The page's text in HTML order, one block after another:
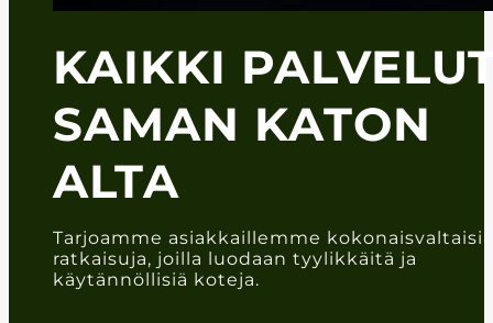
KAIKKI
SAMAN KATON
ALTA
Tarjoamme asiakkaillemme kokonaisvaltaisia
ratkaisuja, joilla luodaan tyylikkäitä ja
käytännöllisiä koteja.